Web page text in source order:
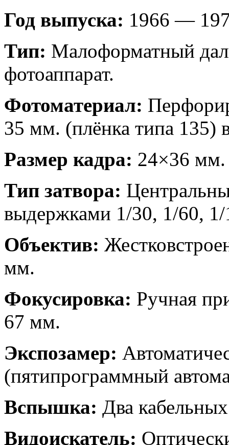
Год выпуска: 1966 —
Тип: Малоформатный
фотоаппарат.
Фотоматериал:
35 мм. (плёнка типа 135)
Размер кадра: 24×36 мм.
Тип затвора:
выдержками 1/30, 1/60,
Объектив:
мм.
Фокусировка: Ручная
67 мм.
Экспозамер:
(пятипрограммный
Вспышка: Два
Видоискатель: